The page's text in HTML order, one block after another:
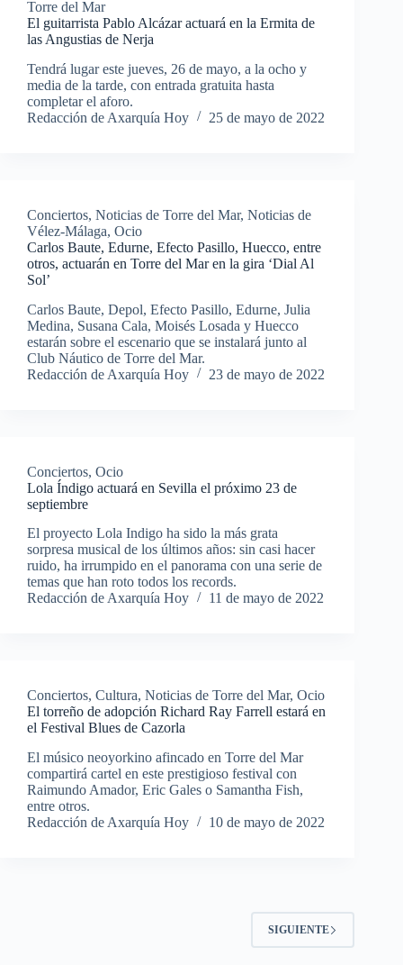
Torre del Mar
El guitarrista Pablo Alcázar actuará en la Ermita de
las Angustias de Nerja
Tendrá lugar este jueves, 26 de mayo, a la ocho y
media de la tarde, con entrada gratuita hasta
completar el aforo.
Redacción de Axarquía Hoy
25 de mayo de 2022
Conciertos, Noticias de Torre del Mar, Noticias de
Vélez-Málaga, Ocio
Carlos Baute, Edurne, Efecto Pasillo, Huecco, entre
otros, actuarán en Torre del Mar en la gira ‘Dial Al
Sol’
Carlos Baute, Depol, Efecto Pasillo, Edurne, Julia
Medina, Susana Cala, Moisés Losada y Huecco
estarán sobre el escenario que se instalará junto al
Club Náutico de Torre del Mar.
Redacción de Axarquía Hoy
23 de mayo de 2022
Conciertos, Ocio
Lola Índigo actuará en Sevilla el próximo 23 de
septiembre
El proyecto Lola Indigo ha sido la más grata
sorpresa musical de los últimos años: sin casi hacer
ruido, ha irrumpido en el panorama con una serie de
temas que han roto todos los records.
Redacción de Axarquía Hoy
11 de mayo de 2022
Conciertos, Cultura, Noticias de Torre del Mar, Ocio
El torreño de adopción Richard Ray Farrell estará en
el Festival Blues de Cazorla
El músico neoyorkino afincado en Torre del Mar
compartirá cartel en este prestigioso festival con
Raimundo Amador, Eric Gales o Samantha Fish,
entre otros.
Redacción de Axarquía Hoy
10 de mayo de 2022
SIGUIENTE